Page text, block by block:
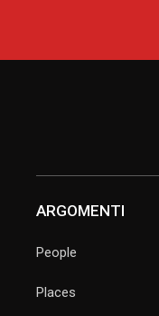
ARGOMENTI
People
Places